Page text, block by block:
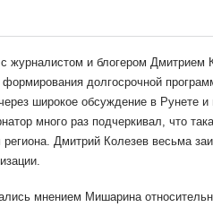
журналистом и блогером Дмитрием
долгосрочной
широкое обсуждение в Рунете
много раз подчеркивал, что
Дмитрий Колезев весьма
мнением Мишарина